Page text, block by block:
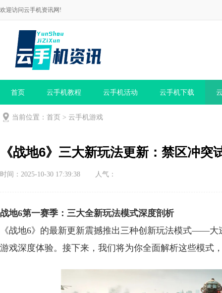
欢迎访问云手机资讯网!
首页 云手机教程 云手机活动 云手机下载
当前位置： 首页 > 云手机游戏
《战地6》三大新玩法更新：禁区冲
时间：2025-10-30 17:39:38 人气：
战地6第一赛季：三大全新玩法模式深度剖析
《战地6》的最新更新震撼推出三种创新玩法模式——
游戏深度体验。接下来，我们将为你全面解析这些模式